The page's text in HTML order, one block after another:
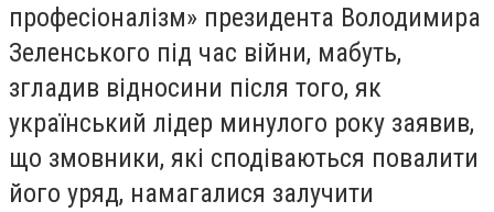
професіоналізм» президента Володимира
Зеленського під час війни, мабуть,
згладив відносини після того, як
український лідер минулого року заявив,
що змовники, які сподіваються повалити
його уряд, намагалися залучити